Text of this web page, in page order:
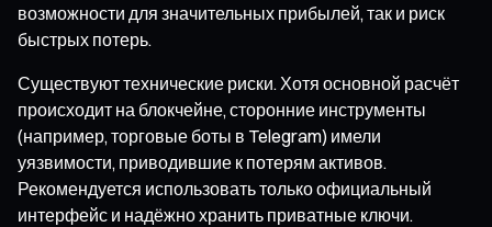
возможности для значительных прибылей, так и риск
быстрых потерь.
Существуют технические риски. Хотя основной расчёт
происходит на блокчейне, сторонние инструменты
(например, торговые боты в Telegram) имели
уязвимости, приводившие к потерям активов.
Рекомендуется использовать только официальный
интерфейс и надёжно хранить приватные ключи.